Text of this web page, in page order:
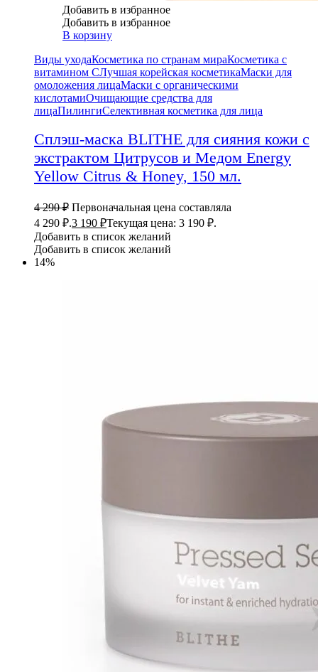
Добавить в избранное
Добавить в избранное
В корзину
Виды уходаКосметика по странам мираКосметика с
витамином СЛучшая корейская косметикаМаски для
омоложения лицаМаски с органическими
кислотамиОчищающие средства для
лицаПилингиСелективная косметика для лица
Сплэш-маска BLITHE для сияния кожи с
экстрактом Цитрусов и Медом Energy
Yellow Citrus & Honey, 150 мл.
4 290₽ Первоначальная цена составляла
4 290 ₽.3 190 ₽Текущая цена: 3 190 ₽.
Добавить в список желаний
Добавить в список желаний
14%